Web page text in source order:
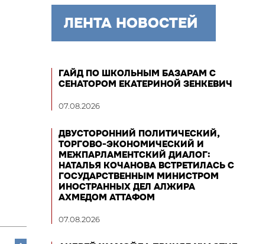
ЛЕНТА НОВОСТЕЙ
ГАЙД ПО ШКОЛЬНЫМ БАЗАРАМ С
СЕНАТОРОМ ЕКАТЕРИНОЙ ЗЕНКЕВИЧ
07.08.2026
ДВУСТОРОННИЙ ПОЛИТИЧЕСКИЙ,
ТОРГОВО-ЭКОНОМИЧЕСКИЙ И
МЕЖПАРЛАМЕНТСКИЙ ДИАЛОГ:
НАТАЛЬЯ КОЧАНОВА ВСТРЕТИЛАСЬ С
ГОСУДАРСТВЕННЫМ МИНИСТРОМ
ИНОСТРАННЫХ ДЕЛ АЛЖИРА
АХМЕДОМ АТТАФОМ
07.08.2026